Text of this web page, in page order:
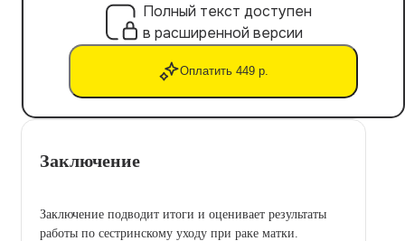
Полный текст доступен
в расширенной версии
Оплатить 449 р.
Заключение
Заключение подводит итоги и оценивает результаты
работы по сестринскому уходу при раке матки.